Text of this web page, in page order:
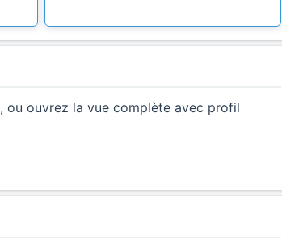
ou ouvrez la vue complète avec profil